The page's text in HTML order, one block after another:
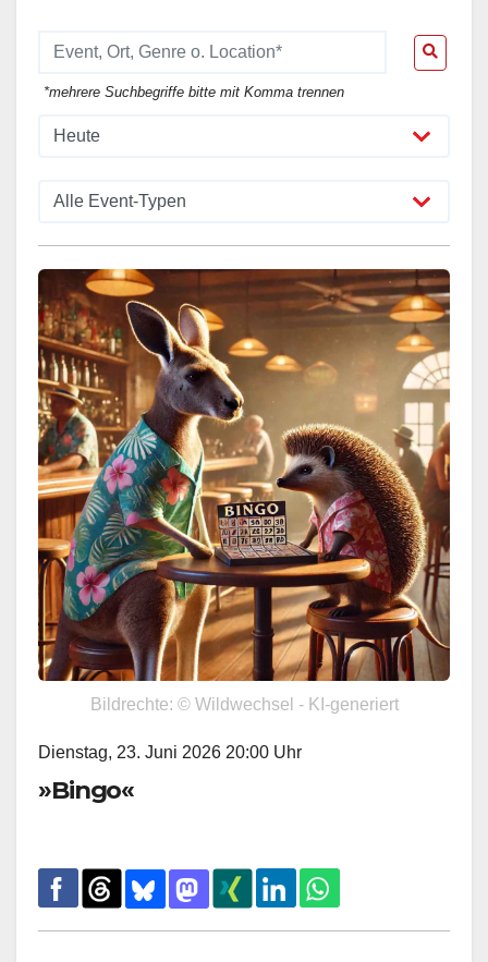
*mehrere Suchbegriffe bitte mit Komma trennen
Bildrechte: © Wildwechsel - KI-generiert
Dienstag, 23. Juni 2026 20:00 Uhr
»Bingo«